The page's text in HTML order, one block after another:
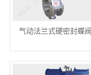
气动法兰式硬密封蝶阀